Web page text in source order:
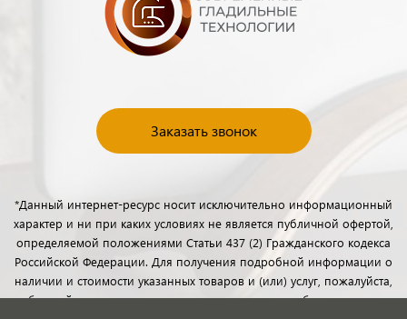
Заказать звонок
*Данный интернет-ресурс носит исключительно информационный
характер и ни при каких условиях не является публичной офертой,
определяемой положениями Статьи 437 (2) Гражданского кодекса
Российской Федерации. Для получения подробной информации о
наличии и стоимости указанных товаров и (или) услуг, пожалуйста,
обращайтесь к менеджерам отдела клиентского обслуживания с